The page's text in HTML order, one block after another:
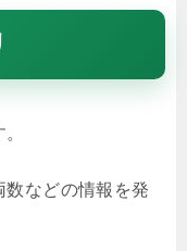
などの情報を発